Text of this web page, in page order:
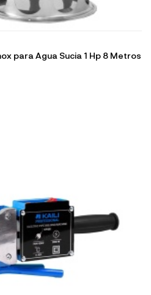
para Agua Sucia 1 Hp 8 Metros